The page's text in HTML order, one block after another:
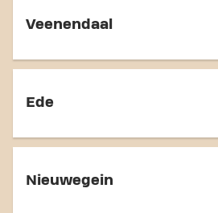
Veenendaal
Ede
Nieuwegein